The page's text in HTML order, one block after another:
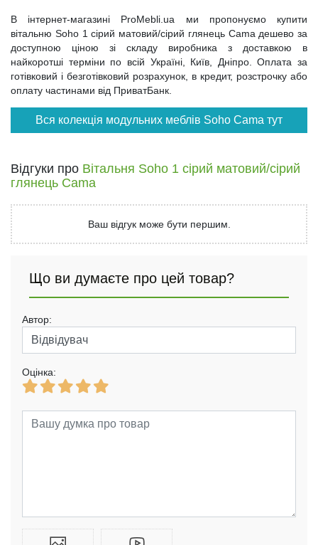
В інтернет-магазині ProMebli.ua ми пропонуємо купити
вітальню Soho 1 сірий матовий/сірий глянець Cama дешево за
доступною ціною зі складу виробника з доставкою в
найкоротші терміни по всій Україні, Київ, Дніпро. Оплата за
готівковий і безготівковий розрахунок, в кредит, розстрочку або
оплату частинами від ПриватБанк.
Вся колекція модульних меблів Soho Cama тут
Відгуки про Вітальня Soho 1 сірий матовий/сірий
глянець Cama
Ваш відгук може бути першим.
Що ви думаєте про цей товар?
Автор:
Оцінка: